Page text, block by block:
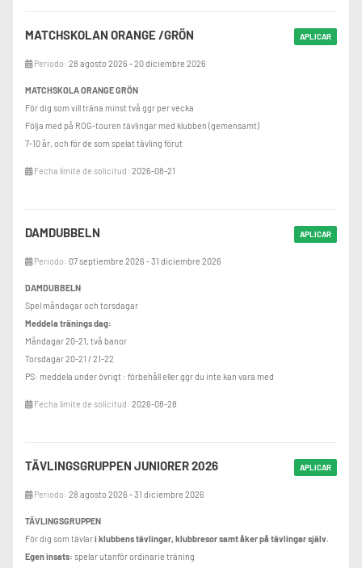
APLICAR
MATCHSKOLAN ORANGE /GRÖN
Periodo: 28 agosto 2026 - 20 diciembre 2026
MATCHSKOLA ORANGE GRÖN
För dig som vill träna minst två ggr per vecka
Följa med på ROG-touren tävlingar med klubben (gemensamt)
7-10 år, och för de som spelat tävling förut
Fecha límite de solicitud: 2026-08-21
APLICAR
DAMDUBBELN
Periodo: 07 septiembre 2026 - 31 diciembre 2026
DAMDUBBELN
Spel måndagar och torsdagar
Meddela tränings dag:
Måndagar 20-21, två banor
Torsdagar 20-21 / 21-22
PS: meddela under övrigt : förbehåll eller ggr du inte kan vara med
Fecha límite de solicitud: 2026-08-28
APLICAR
TÄVLINGSGRUPPEN JUNIORER 2026
Periodo: 28 agosto 2026 - 31 diciembre 2026
TÄVLINGSGRUPPEN
För dig som tävlari klubbens tävlingar, klubbresor samt åker på tävlingar själv.
Egen insats: spelar utanför ordinarie träning